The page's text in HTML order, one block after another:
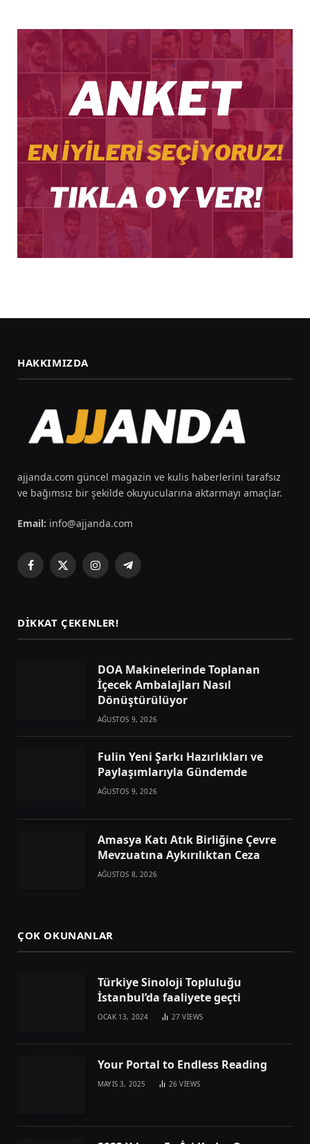
HAKKIMIZDA
ajjanda.com güncel magazin ve kulis haberlerini tarafsız
ve bağımsız bir şekilde okuyucularına aktarmayı amaçlar.
Email: info@ajjanda.com
Facebook
X
InstagramTelegram
DIKKAT ÇEKENLER!
DOA Makinelerinde Toplanan
İçecek Ambalajları Nasıl
Dönüştürülüyor
AĞUSTOS 9, 2026
Fulin Yeni Şarkı Hazırlıkları ve
Paylaşımlarıyla Gündemde
AĞUSTOS 9, 2026
Amasya Katı Atık Birliğine Çevre
Mevzuatına Aykırılıktan Ceza
AĞUSTOS 8, 2026
ÇOK OKUNANLAR
Türkiye Sinoloji Topluluğu
İstanbul’da faaliyete geçti
OCAK 13, 2024 27VIEWS
Your Portal to Endless Reading
MAYIS 3, 2025 26VIEWS